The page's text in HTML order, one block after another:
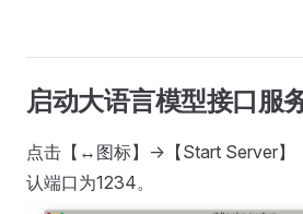
启动大语言模型接口服
点击【↔︎图标】->【Start Server】
认端口为1234。